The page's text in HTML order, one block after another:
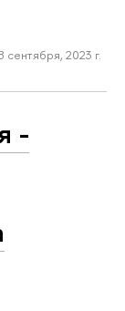
сентября, 2023 г.
-